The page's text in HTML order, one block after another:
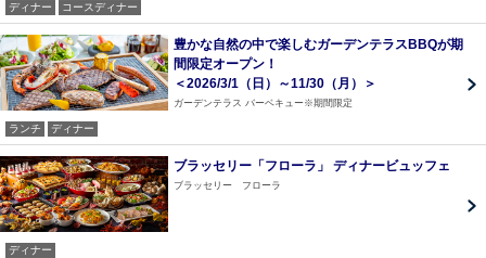
ディナー コースディナー
豊かな自然の中で楽しむガーデンテラスBBQが期
間限定オープン！
＜2026/3/1（日）～11/30（月）＞
ガーデンテラス バーベキュー※期間限定
ランチ ディナー
ブラッセリー「フローラ」 ディナービュッフェ
ブラッセリー フローラ
ディナー